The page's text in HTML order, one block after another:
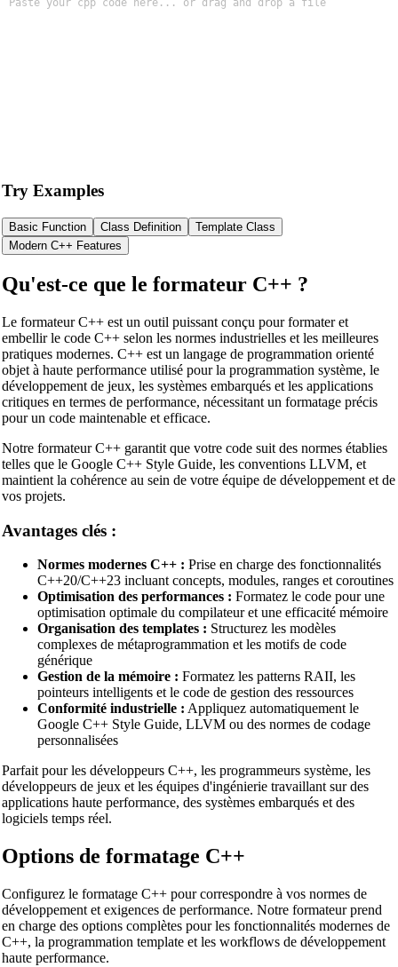
Try Examples
Basic Function Class Definition
Template Class
Modern C++ Features
Qu'est-ce que le formateur C++ ?
Le formateur C++ est un outil puissant conçu pour formater et
embellir le code C++ selon les normes industrielles et les meilleures
pratiques modernes. C++ est un langage de programmation orienté
objet à haute performance utilisé pour la programmation système, le
développement de jeux, les systèmes embarqués et les applications
critiques en termes de performance, nécessitant un formatage précis
pour un code maintenable et efficace.
Notre formateur C++ garantit que votre code suit des normes établies
telles que le Google C++ Style Guide, les conventions LLVM, et
maintient la cohérence au sein de votre équipe de développement et de
vos projets.
Avantages clés :
Normes modernes C++ : Prise en charge des fonctionnalités
C++20/C++23 incluant concepts, modules, ranges et coroutines
Optimisation des performances : Formatez le code pour une
optimisation optimale du compilateur et une efficacité mémoire
Organisation des templates : Structurez les modèles
complexes de métaprogrammation et les motifs de code
générique
Gestion de la mémoire : Formatez les patterns RAII, les
pointeurs intelligents et le code de gestion des ressources
Conformité industrielle : Appliquez automatiquement le
Google C++ Style Guide, LLVM ou des normes de codage
personnalisées
Parfait pour les développeurs C++, les programmeurs système, les
développeurs de jeux et les équipes d'ingénierie travaillant sur des
applications haute performance, des systèmes embarqués et des
logiciels temps réel.
Options de formatage C++
Configurez le formatage C++ pour correspondre à vos normes de
développement et exigences de performance. Notre formateur prend
en charge des options complètes pour les fonctionnalités modernes de
C++, la programmation template et les workflows de développement
haute performance.